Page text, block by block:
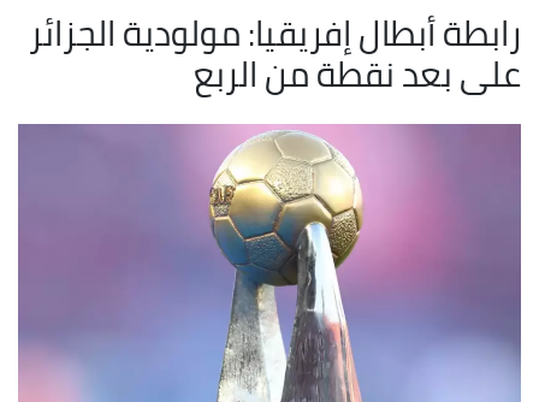
رابطة أبطال إفريقيا: مولودية الجزائر
على بعد نقطة من الربع